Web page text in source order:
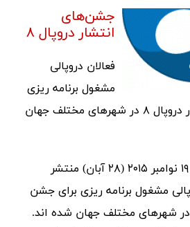
جشن‌های
انتشار دروپال ۸
فعالان دروپالی
مشغول برنامه ریزی
برای جشن های انتشار دروپال ۸ در شهرهای مختلف جهان
دروپال ۸ رسید! و در ۱۹ نوامبر ۲۰۱۵ (۲۸ آبان) منتشر
مشغول برنامه ریزی برای جشن
های انتشار دروپال ۸ در شهرهای مختلف جهان شده اند.